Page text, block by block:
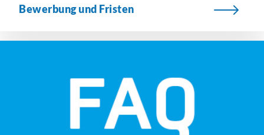
Bewerbung und Fristen